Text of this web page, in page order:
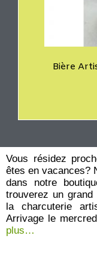
Bière
Vous résidez
êtes en vacances?
dans notre
trouverez un grand
la charcuterie
Arrivage le
plus…